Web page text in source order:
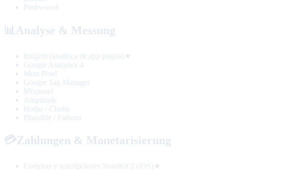
Pushwoosh
📊 Analyse & Messung
Insights (analítica de app propia) ★
Google Analytics 4
Meta Pixel
Google Tag Manager
Mixpanel
Amplitude
Hotjar / Clarity
Plausible / Fathom
💳Zahlungen & Monetarisierung
Compras y suscripciones StoreKit 2 (iOS) ★